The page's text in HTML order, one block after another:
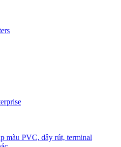
màu PVC, dây rút, terminal